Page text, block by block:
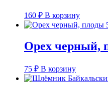
160 ₽ В корзину
Орех черный,
75 ₽ В корзину